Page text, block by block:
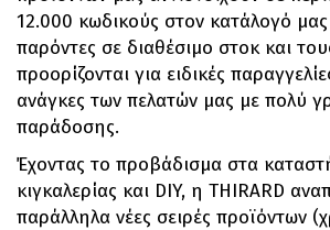
12.000 κωδικούς στον κατάλογό
παρόντες σε διαθέσιμο στοκ και
προορίζονται για ειδικές
ανάγκες των πελατών μας με πολύ
παράδοσης.
Έχοντας το προβάδισμα στα
κιγκαλερίας και DIY, η ΤΗΙRARD
παράλληλα νέες σειρές προϊόντων